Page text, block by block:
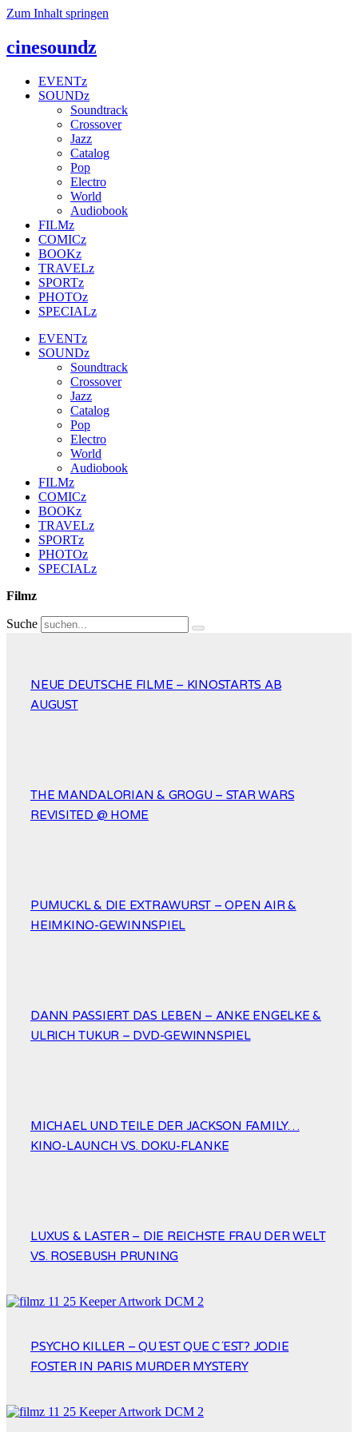
Zum Inhalt springen
cinesoundz
EVENTz
SOUNDz
Soundtrack
Crossover
Jazz
Catalog
Pop
Electro
World
Audiobook
FILMz
COMICz
BOOKz
TRAVELz
SPORTz
PHOTOz
SPECIALz
EVENTz
SOUNDz
Soundtrack
Crossover
Jazz
Catalog
Pop
Electro
World
Audiobook
FILMz
COMICz
BOOKz
TRAVELz
SPORTz
PHOTOz
SPECIALz
Filmz
Suche
NEUE DEUTSCHE FILME – KINOSTARTS AB
AUGUST
THE MANDALORIAN & GROGU – STAR WARS
REVISITED @ HOME
PUMUCKL & DIE EXTRAWURST – OPEN AIR &
HEIMKINO-GEWINNSPIEL
DANN PASSIERT DAS LEBEN – ANKE ENGELKE &
ULRICH TUKUR – DVD-GEWINNSPIEL
MICHAEL UND TEILE DER JACKSON FAMILY…
KINO-LAUNCH VS. DOKU-FLANKE
LUXUS & LASTER – DIE REICHSTE FRAU DER WELT
VS. ROSEBUSH PRUNING
PSYCHO KILLER – QU´EST QUE C´EST? JODIE
FOSTER IN PARIS MURDER MYSTERY